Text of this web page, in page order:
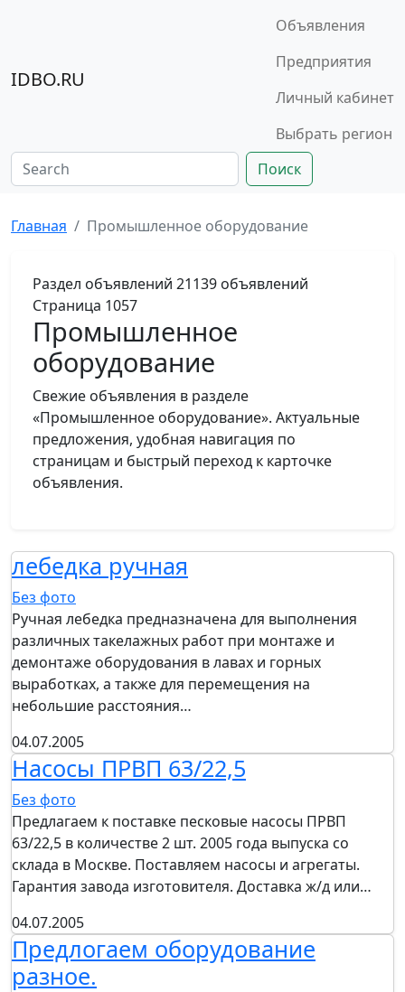
IDBO.RU
Объявления
Предприятия
Личный кабинет
Выбрать регион
Поиск
Главная Промышленное оборудование
Раздел объявлений 21139 объявлений
Страница 1057
Промышленное
оборудование
Свежие объявления в разделе
«Промышленное оборудование». Актуальные
предложения, удобная навигация по
страницам и быстрый переход к карточке
объявления.
лебедка ручная
Без фото
Ручная лебедка предназначена для выполнения
различных такелажных работ при монтаже и
демонтаже оборудования в лавах и горных
выработках, а также для перемещения на
небольшие расстояния…
04.07.2005
Насосы ПРВП 63/22,5
Без фото
Предлагаем к поставке песковые насосы ПРВП
63/22,5 в количестве 2 шт. 2005 года выпуска со
склада в Москве. Поставляем насосы и агрегаты.
Гарантия завода изготовителя. Доставка ж/д или…
04.07.2005
Предлогаем оборудование
разное.